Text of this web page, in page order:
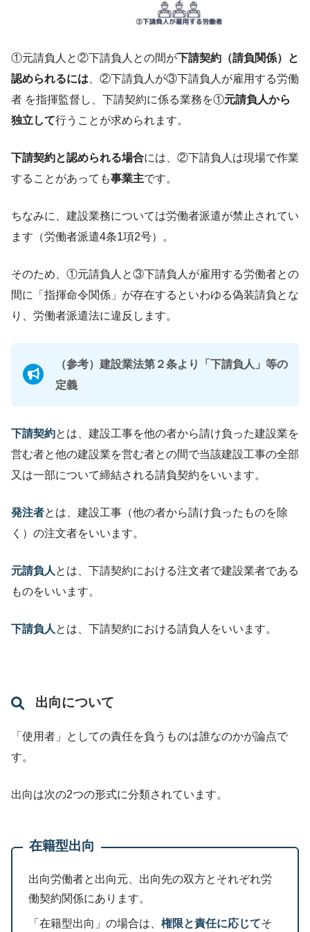
①元請負人と②下請負人との間が下請契約（請負関係）と
認められるには 、②下請負人が③下請負人が雇用する労働
者 を指揮監督し、下請契約に係る業務を①元請負人から
独立して行うことが求められます。
下請契約と認められる場合には、②下請負人は現場で作業
することがあっても事業主です。
ちなみに、建設業務については労働者派遣が禁止されてい
ます（労働者派遣4条1項2号）。
そのため、①元請負人と③下請負人が雇用する労働者との
間に「指揮命令関係」が存在するといわゆる偽装請負とな
り、労働者派遣法に違反します。
（参考）建設業法第２条より「下請負人」等の
定義
下請契約とは、建設工事を他の者から請け負った建設業を
営む者と他の建設業を営む者との間で当該建設工事の全部
又は一部について締結される請負契約をいいます。
発注者とは、建設工事（他の者から請け負ったものを除
く）の注文者をいいます。
元請負人 とは、下請契約における注文者で建設業者である
ものをいいます。
下請負人 とは、下請契約における請負人をいいます。
出向について
「使用者」としての責任を負うものは誰なのかが論点で
す。
出向は次の2つの形式に分類されています。
在籍型出向
出向労働者と出向元、出向先の双方とそれぞれ労
働契約関係にあります。
「在籍型出向」の場合は、権限と責任に応じてそ